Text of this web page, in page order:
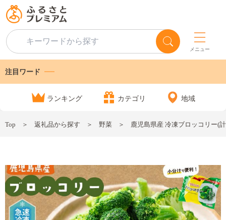
メニュー
注目ワード
ランキング カテゴリ 地域
Top 返礼品から探す 野菜 鹿児島県産 冷凍ブロッコリー(